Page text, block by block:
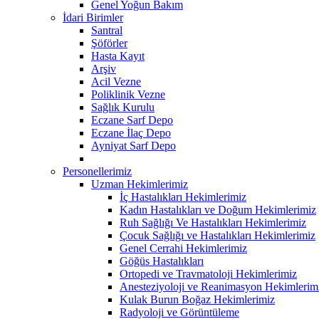
Genel Yoğun Bakım
İdari Birimler
Santral
Şöförler
Hasta Kayıt
Arşiv
Acil Vezne
Poliklinik Vezne
Sağlık Kurulu
Eczane Sarf Depo
Eczane İlaç Depo
Ayniyat Sarf Depo
Personellerimiz
Uzman Hekimlerimiz
İç Hastalıkları Hekimlerimiz
Kadın Hastalıkları ve Doğum Hekimlerimiz
Ruh Sağlığı Ve Hastalıkları Hekimlerimiz
Çocuk Sağlığı ve Hastalıkları Hekimlerimiz
Genel Cerrahi Hekimlerimiz
Göğüs Hastalıkları
Ortopedi ve Travmatoloji Hekimlerimiz
Anesteziyoloji ve Reanimasyon
Kulak Burun Boğaz Hekimlerimiz
Radyoloji ve Görüntüleme